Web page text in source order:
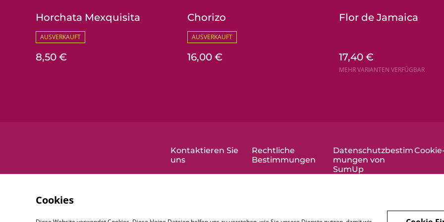
Horchata Mexquisita
AUSVERKAUFT
8,50 €
Chorizo
AUSVERKAUFT
16,00 €
Flor de Jamaica
17,40 €
MEHR VARIANTEN VERFÜGBAR
Kontaktieren Sie
uns
Rechtliche
Bestimmungen
Datenschutzbestim
mungen von
SumUp
Cookies